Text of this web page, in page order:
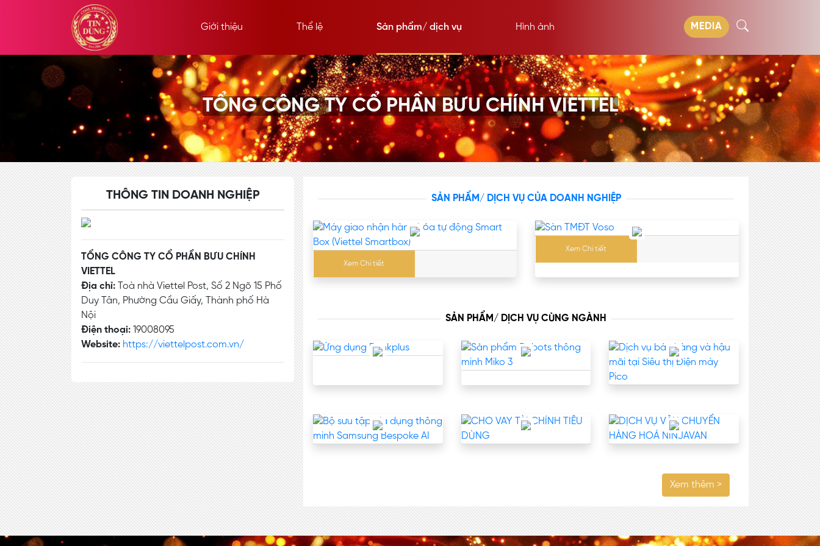
Giới thiệu Thể lệ Sản phẩm/ dịch vụ Hình ảnh MEDIA
TỔNG CÔNG TY CỔ PHẦN BƯU CHÍNH VIETTEL
THÔNG TIN DOANH NGHIỆP
TỔNG CÔNG TY CỔ PHẦN BƯU CHÍNH
VIETTEL
Địa chỉ: Toà nhà Viettel Post, Số 2 Ngõ 15 Phố
Duy Tân, Phường Cầu Giấy, Thành phố Hà
Nội
Điện thoại: 19008095
Website: https://viettelpost.com.vn/
SẢN PHẨM/ DỊCH VỤ CỦA DOANH NGHIỆP
Xem Chi tiết
Xem Chi tiết
SẢN PHẨM/ DỊCH VỤ CÙNG NGÀNH
Xem thêm >